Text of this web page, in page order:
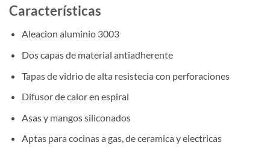
Características
Aleacion aluminio 3003
Dos capas de material antiadherente
Tapas de vidrio de alta resistecia con perforaciones
Difusor de calor en espiral
Asas y mangos siliconados
Aptas para cocinas a gas, de ceramica y electricas